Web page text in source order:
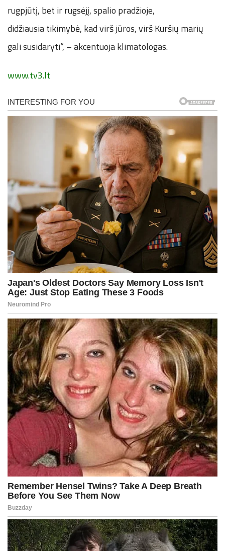
rugpjūtį, bet ir rugsėjį, spalio pradžioje,
didžiausia tikimybė, kad virš jūros, virš Kuršių marių
gali susidaryti“, – akcentuoja klimatologas.
www.tv3.lt